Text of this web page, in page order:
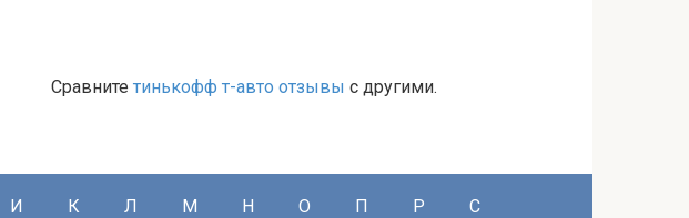
Сравните тинькофф т-авто отзывы с другими.
И К Л М Н О П Р С